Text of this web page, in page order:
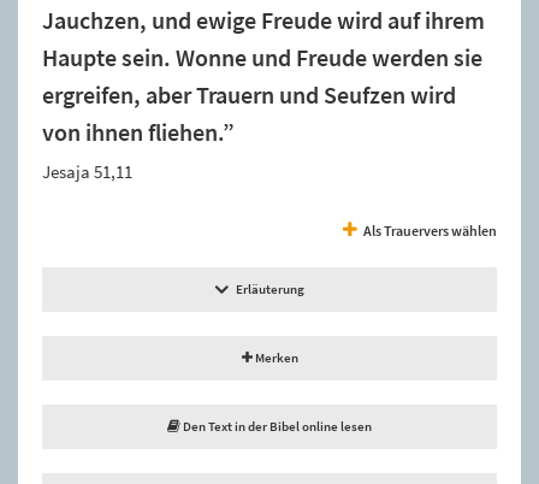
Jauchzen, und ewige Freude wird auf ihrem
Haupte sein. Wonne und Freude werden sie
ergreifen, aber Trauern und Seufzen wird
von ihnen fliehen.”
Jesaja 51,11
Als Trauervers wählen
Erläuterung
Merken
Den Text in der Bibel online lesen